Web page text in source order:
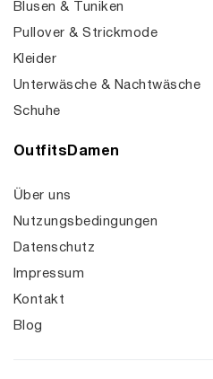
Blusen & Tuniken
Pullover & Strickmode
Kleider
Unterwäsche & Nachtwäsche
Schuhe
OutfitsDamen
Über uns
Nutzungsbedingungen
Datenschutz
Impressum
Kontakt
Blog